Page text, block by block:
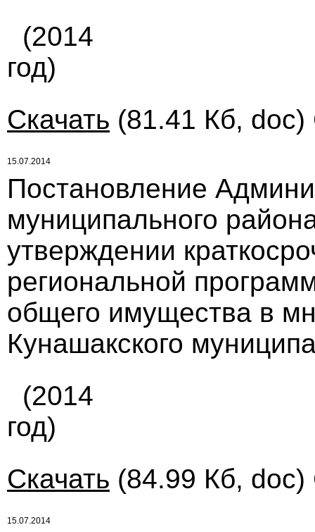
(2014
год)
Скачать (81.41 Кб, doc)
15.07.2014
Постановление
муниципального
утверждении
региональной
общего имущества в
Кунашакского
(2014
год)
Скачать (84.99 Кб, doc)
15.07.2014